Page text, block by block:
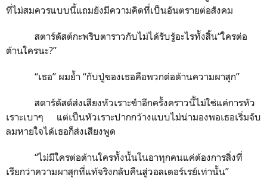
ที่ไม่สมควรแบบนี้แถมยังมีความคิดที่เป็นอันตรายต่อสังคม
สตาร์ดัสต์กะพริบตาราวกับไม่ได้รับรู้อะไรทั้งสิ้น“ใครต่อ
ต้านใครนะ?”
“เธอ” ผมย้ำ “กับปู่ของเธอคือพวกต่อต้านความผาสุก”
สตาร์ดัสต์ส่งเสียงหัวเราะขำอีกครั้งคราวนี้ไม่ใช่แค่การหัว
เราะเบาๆ แต่เป็นหัวเราะปากกว้างแบบไม่น่ามองพอเธอเริ่มจับ
ลมหายใจได้เธอก็ส่งเสียงพูด
“ไม่มีใครต่อต้านใครทั้งนั้นโนอาทุกคนแค่ต้องการสิ่งที่
เรียกว่าความผาสุกที่แท้จริงกลับคืนสู่วอลเตอร์เรย์เท่านั้น”